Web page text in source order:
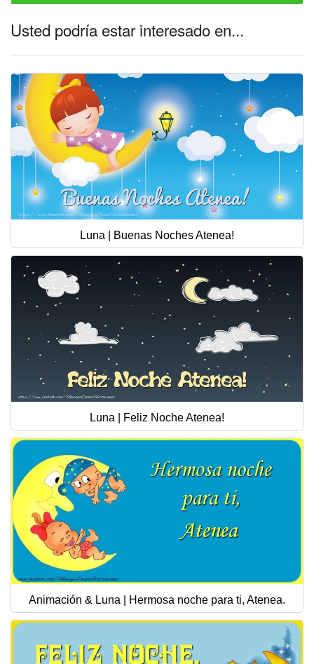
Usted podría estar interesado en...
Luna | Buenas Noches Atenea!
Luna | Feliz Noche Atenea!
Animación & Luna | Hermosa noche para ti, Atenea.